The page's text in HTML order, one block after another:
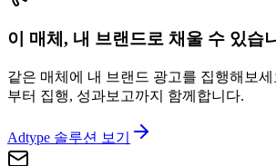
이 매체, 내 브랜드로 채울 수 있습
같은 매체에 내 브랜드 광고를 집행해보
부터 집행, 성과보고까지 함께합니다.
Adtype 솔루션 보기